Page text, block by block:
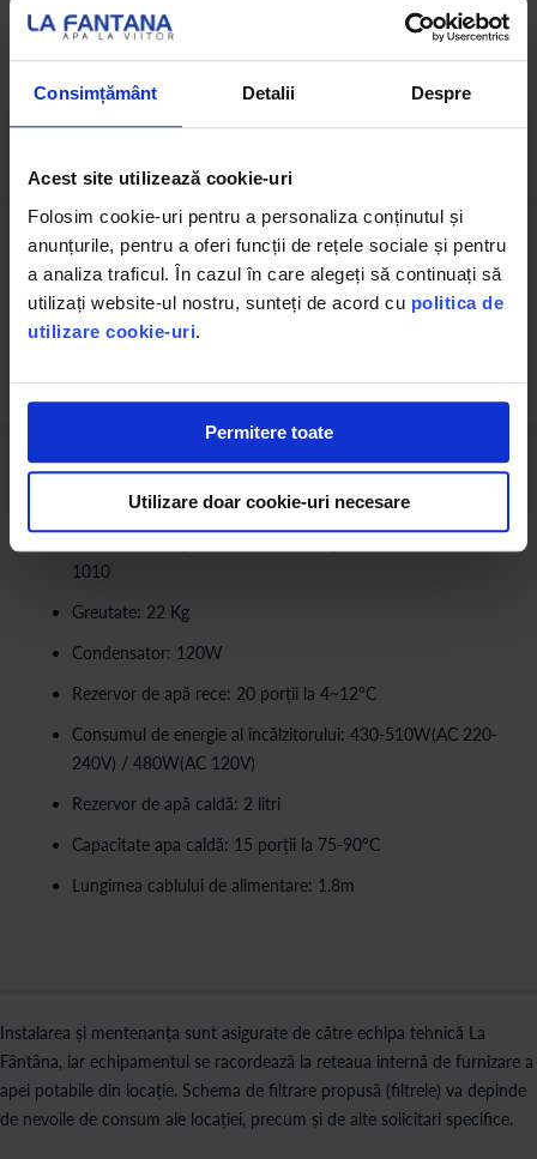
Consimțământ Detalii Despre
Acest site utilizează cookie-uri
Folosim cookie-uri pentru a personaliza conținutul și
anunțurile, pentru a oferi funcții de rețele sociale și pentru
a analiza traficul. În cazul în care alegeți să continuați să
utilizați website-ul nostru, sunteți de acord cu politica de
utilizare cookie-uri.
Permitere toate
Utilizare doar cookie-uri necesare
Depunem eforturi constante pentru a menține acuratețea
eventualele modificări. Cu toate acestea, pot exista situații în care
anumite detalii de prezentare să difere ușor față de cele finale.
Detalii Tehnice
Specificații tehnice
1010
Greutate: 22 Kg
Condensator: 120W
Rezervor de apă rece: 20 porții la 4~12°C
Consumul de energie al încălzitorului: 430-510W(AC 220-
240V) / 480W(AC 120V)
Rezervor de apă caldă: 2 litri
Capacitate apa caldă: 15 porții la 75-90°C
Lungimea cablului de alimentare: 1.8m
Instalarea și mentenanța sunt asigurate de către echipa tehnică La
Fântâna, iar echipamentul se racordează la reteaua internă de furnizare a
apei potabile din locație. Schema de filtrare propusă (filtrele) va depinde
de nevoile de consum ale locației, precum și de alte solicitari specifice.